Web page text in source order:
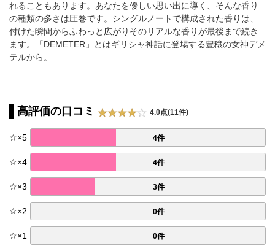
れることもあります。あなたを優しい思い出に導く、そんな香り
の種類の多さは圧巻です。シングルノートで構成された香りは、
付けた瞬間からふわっと広がりそのリアルな香りが最後まで続き
ます。「DEMETER」とはギリシャ神話に登場する豊穣の女神デメ
テルから。
高評価の口コミ 4.0点(11件)
☆×5 4件
☆×4 4件
☆×3 3件
☆×2 0件
☆×1 0件